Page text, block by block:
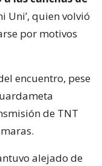
Uni’, quien volvió
por motivos
encuentro, pese
de TNT
alejado de